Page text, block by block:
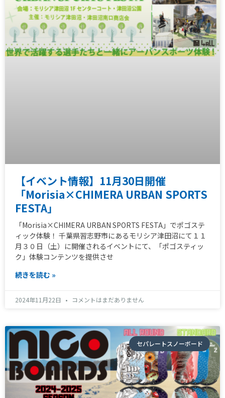
【イベント情報】11月30日開催
「Morisia×CHIMERA URBAN SPORTS
FESTA」
「Morisia×CHIMERA URBAN SPORTS FESTA」でポゴステ
ィック体験！ 千葉県習志野市にあるモリシア津田沼にて１１
月３０日（土）に開催されるイベントにて、「ポゴスティッ
ク」体験コンテンツを提供させ
続きを読む »
2024年11月22日 コメントはまだありません
セパレートスノーボード